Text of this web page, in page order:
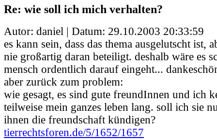
Re: wie soll ich mich verhalten?
Autor: daniel | Datum: 29.10.2003 20:33:59
es kann sein, dass das thema ausgelutscht ist,
nie großartig daran beteiligt. deshalb wäre es
mensch ordentlich darauf eingeht...
aber zurück zum problem:
wie gesagt, es sind gute freundInnen und ich
teilweise mein ganzes leben lang. soll ich sie
ihnen die freundschaft kündigen?
tierrechtsforen.de/5/1652/1657